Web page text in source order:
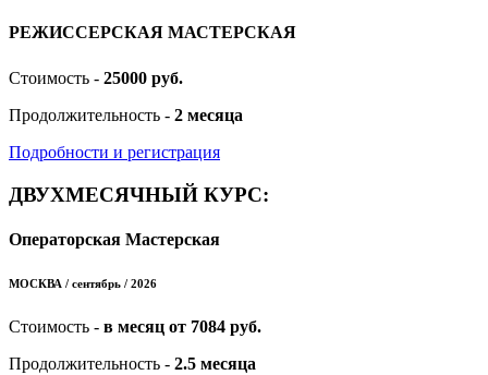
РЕЖИССЕРСКАЯ МАСТЕРСКАЯ
Стоимость - 25000 руб.
Продолжительность - 2 месяца
Подробности и регистрация
ДВУХМЕСЯЧНЫЙ КУРС:
Операторская Мастерская
МОСКВА / сентябрь / 2026
Стоимость - в месяц от 7084 руб.
Продолжительность - 2.5 месяца